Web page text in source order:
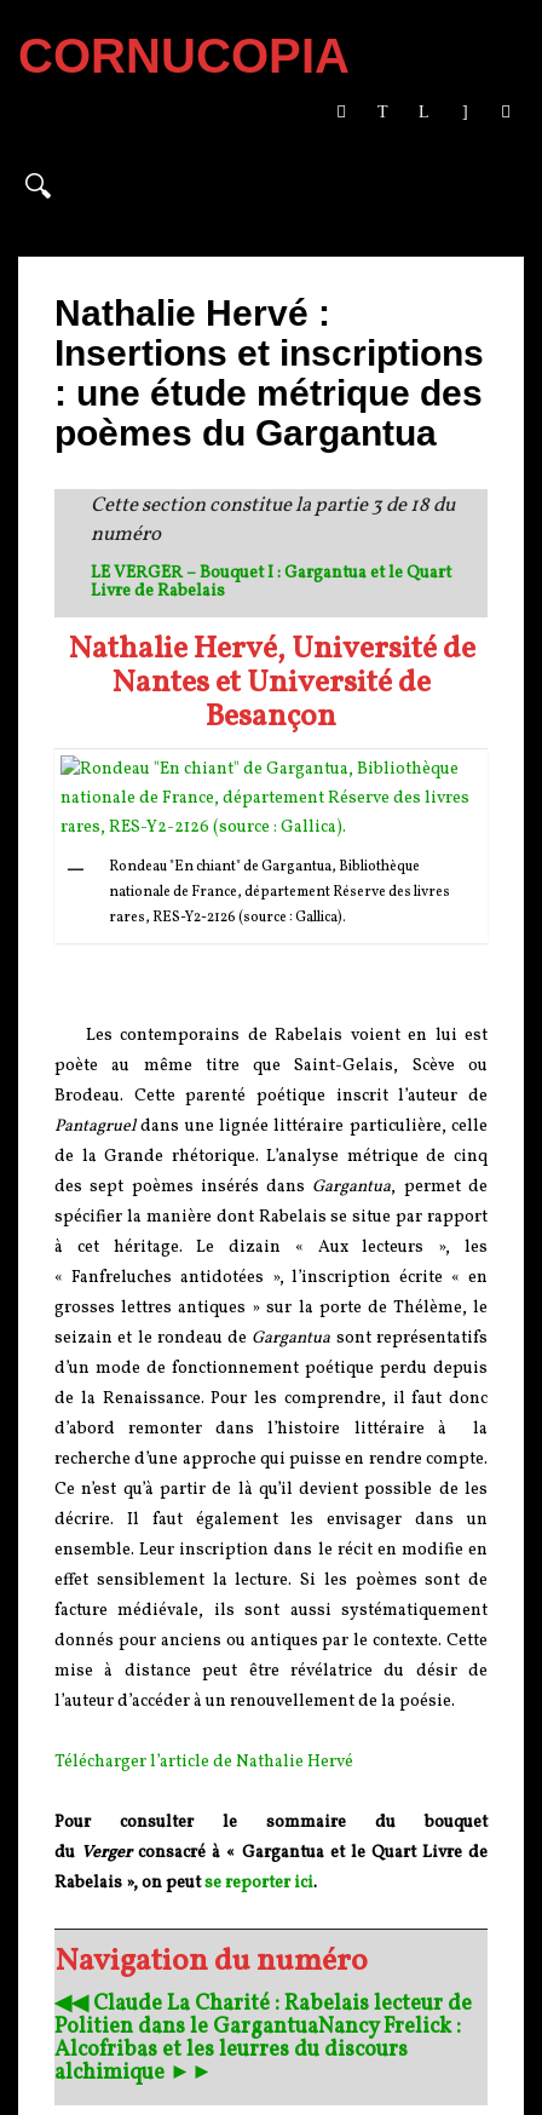
CORNUCOPIA
Nathalie Hervé :
Insertions et inscriptions
: une étude métrique des
poèmes du Gargantua
Cette section constitue la partie 3 de 18 du
numéro
LE VERGER – Bouquet I : Gargantua et le Quart
Livre de Rabelais
Nathalie Hervé, Université de
Nantes et Université de
Besançon
Rondeau "En chiant" de Gargantua, Bibliothèque
nationale de France, département Réserve des livres
rares, RES-Y2-2126 (source : Gallica).
Les contemporains de Rabelais voient en lui est
poète au même titre que Saint-Gelais, Scève ou
Brodeau. Cette parenté poétique inscrit l’auteur de
Pantagrueldans une lignée littéraire particulière, celle
de la Grande rhétorique. L’analyse métrique de cinq
des sept poèmes insérés dans Gargantua, permet de
spécifier la manière dont Rabelais se situe par rapport
à cet héritage. Le dizain « Aux lecteurs », les
« Fanfreluches antidotées », l’inscription écrite « en
grosses lettres antiques » sur la porte de Thélème, le
seizain et le rondeau de Gargantua sont représentatifs
d’un mode de fonctionnement poétique perdu depuis
de la Renaissance. Pour les comprendre, il faut donc
d’abord remonter dans l’histoire littéraire à la
recherche d’une approche qui puisse en rendre compte.
Ce n’est qu’à partir de là qu’il devient possible de les
décrire. Il faut également les envisager dans un
ensemble. Leur inscription dans le récit en modifie en
effet sensiblement la lecture. Si les poèmes sont de
facture médiévale, ils sont aussi systématiquement
donnés pour anciens ou antiques par le contexte. Cette
mise à distance peut être révélatrice du désir de
l’auteur d’accéder à un renouvellement de la poésie.
Télécharger l’article de Nathalie Hervé
Pour consulter le sommaire du bouquet
du Vergerconsacré à « Gargantua et le Quart Livre de
Rabelais », on peutse reporter ici.
Navigation du numéro
◀︎◀︎ Claude La Charité : Rabelais lecteur de
Politien dans le GargantuaNancy Frelick :
Alcofribas et les leurres du discours
alchimique ►►